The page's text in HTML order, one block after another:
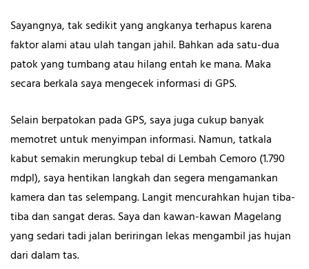
Sayangnya, tak sedikit yang angkanya terhapus karena
faktor alami atau ulah tangan jahil. Bahkan ada satu-dua
patok yang tumbang atau hilang entah ke mana. Maka
secara berkala saya mengecek informasi di GPS.
Selain berpatokan pada GPS, saya juga cukup banyak
memotret untuk menyimpan informasi. Namun, tatkala
kabut semakin merungkup tebal di Lembah Cemoro (1.790
mdpl), saya hentikan langkah dan segera mengamankan
kamera dan tas selempang. Langit mencurahkan hujan tiba-
tiba dan sangat deras. Saya dan kawan-kawan Magelang
yang sedari tadi jalan beriringan lekas mengambil jas hujan
dari dalam tas.